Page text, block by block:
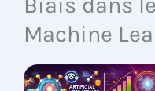
Machine